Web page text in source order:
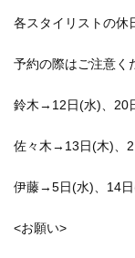
各スタイリストの休
予約の際はご注意く
鈴木→12日(水)、20
佐々木→13日(木)、
伊藤→5日(水)、14
<お願い>